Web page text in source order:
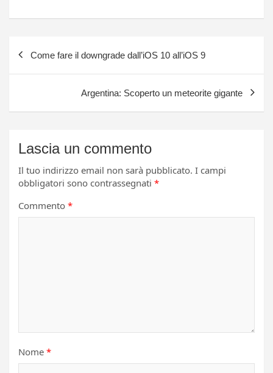
Come fare il downgrade dall’iOS 10 all’iOS 9
Argentina: Scoperto un meteorite gigante
Lascia un commento
Il tuo indirizzo email non sarà pubblicato. I campi
obbligatori sono contrassegnati *
Commento *
Nome *